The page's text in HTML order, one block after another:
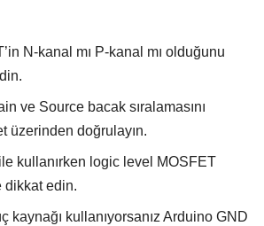
N-kanal mı P-kanal mı olduğunu
ve Source bacak sıralamasını
üzerinden doğrulayın.
kullanırken logic level MOSFET
dikkat edin.
kaynağı kullanıyorsanız Arduino GND